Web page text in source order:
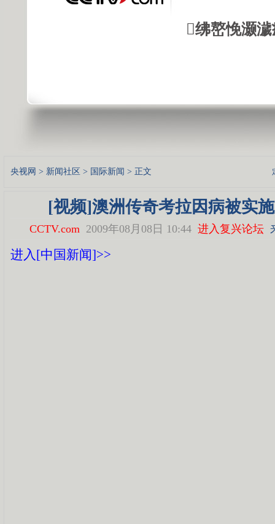
绋嶅悗灏
央视网 > 新闻社区 > 国际新闻 > 正文
[视频]澳洲传奇考拉因病被实
CCTV.com 2009年08月08日 10:44 进入复兴论坛
进入[中国新闻]>>